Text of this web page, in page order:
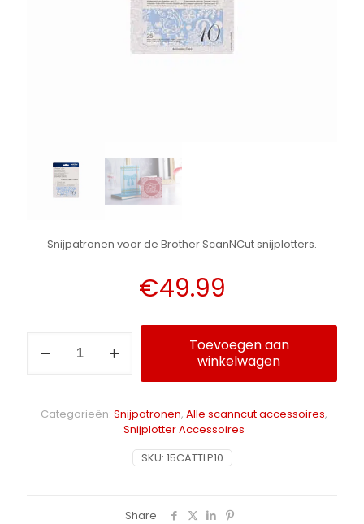
Snijpatronen voor de Brother ScanNCut snijplotters.
€49.99
Tattered
Toevoegen aan
winkelwagen
Alternative:
SKU: 15CATTLP10
Categorieën: Snijpatronen, Alle scanncut accessoires,
Snijplotter Accessoires
Share